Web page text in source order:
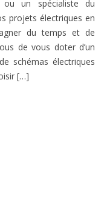
ou un spécialiste du
projets électriques en
du temps et de
de vous doter d’un
schémas électriques
[…]